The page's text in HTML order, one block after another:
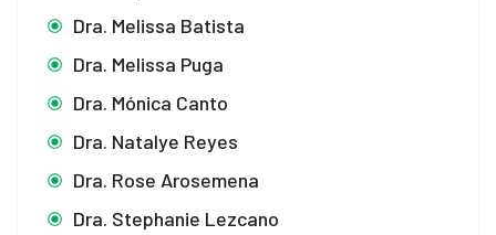
Dra. Melissa Batista
Dra. Melissa Puga
Dra. Mónica Canto
Dra. Natalye Reyes
Dra. Rose Arosemena
Dra. Stephanie Lezcano